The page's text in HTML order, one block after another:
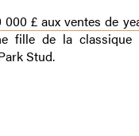
000 £ aux ventes de
fille de la classique
Stud.